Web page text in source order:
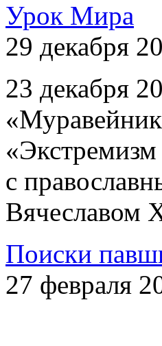
Урок Мира
29 декабря
23 декабря
с
Вячеславом
Поиски
27 февраля